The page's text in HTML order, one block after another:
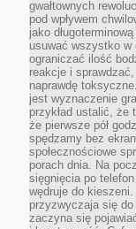
gwałtownych
pod wpływem
jako
usuwać wszystko w
ograniczać ilość
reakcje i
naprawdę
jest wyznaczenie
przykład ustalić, że
że pierwsze pół
spędzamy bez
społecznościowe
porach dnia. Na
sięgnięcia po
wędruje do
przyzwyczaja się
zaczyna się